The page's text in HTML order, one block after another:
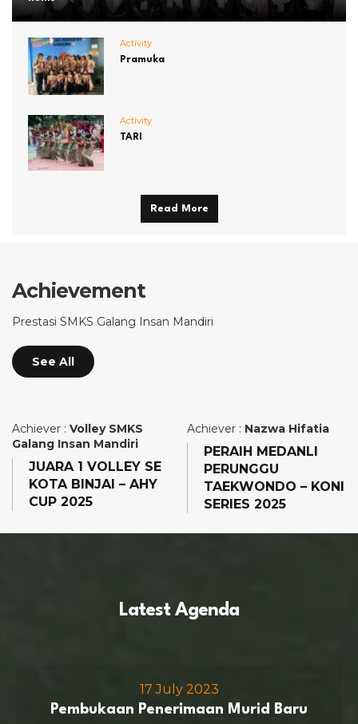
Activity
Pramuka
Activity
TARI
Read More
Achievement
Prestasi SMKS Galang Insan Mandiri
See All
Achiever : Volley SMKS
Galang Insan Mandiri
JUARA 1 VOLLEY SE
KOTA BINJAI – AHY
CUP 2025
Achiever : Nazwa Hifatia
PERAIH MEDANLI
PERUNGGU
TAEKWONDO – KONI
SERIES 2025
Latest Agenda
17 July 2023
Pembukaan Penerimaan Murid Baru